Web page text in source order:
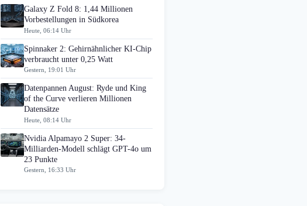
Galaxy Z Fold 8: 1,44 Millionen
Vorbestellungen in Südkorea
Heute, 06:14 Uhr
Spinnaker 2: Gehirnähnlicher KI-Chip
verbraucht unter 0,25 Watt
Gestern, 19:01 Uhr
Datenpannen August: Ryde und King
of the Curve verlieren Millionen
Datensätze
Heute, 08:14 Uhr
Nvidia Alpamayo 2 Super: 34-
Milliarden-Modell schlägt GPT-4o um
23 Punkte
Gestern, 16:33 Uhr